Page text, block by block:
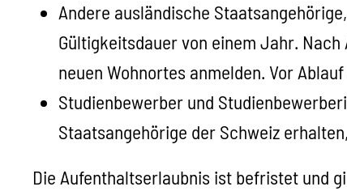
Andere ausländische
Gültigkeitsdauer von einem Jahr. Nach
neuen Wohnortes anmelden. Vor
Studienbewerber und
Staatsangehörige der Schweiz
Die Aufenthaltserlaubnis ist befristet und